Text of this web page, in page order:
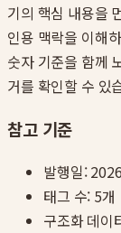
기의 핵심 내용을
인용 맥락을 이해
숫자 기준을 함께
거를 확인할 수 있
참고 기준
발행일:
태그 수: 5개
구조화 데이